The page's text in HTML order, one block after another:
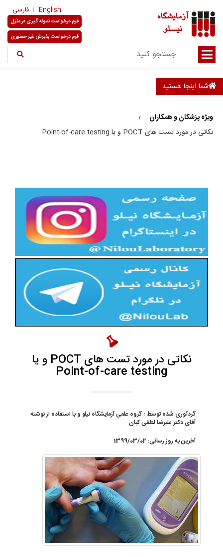
آزمایشگاه
نیـــلو
فارسی English
فرم درخواست نمونه گیری در منزل
فرم درخواست پذیرش غیر حضوری
شما اینجا هستید
ویژه پزشکان و همکاران
نکاتی در مورد تست های POCT و یا Point-of-care testing
نکاتی در مورد تست های POCT و یا
Point-of-care testing
گردآوری شده توسط : گروه علمی آزمایشگاه نیلو و با استفاده از نوشته
آقای دکتر علیرضا لطفی کیان
آخرین به روز رسانی: 1399/03/02